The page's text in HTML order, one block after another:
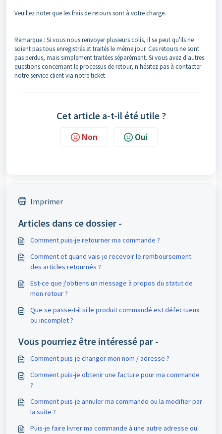
Veuillez noter que les frais de retours sont à votre charge.
Remarque : Si vous nous renvoyer plusieurs colis, il se peut qu'ils ne
soient pas tous enregistrés et traités le même jour. Ces retours ne sont
pas perdus, mais simplement traitées séparément. Si vous avez d'autres
questions concernant le processus de retour, n'hésitez pas à contacter
notre service client via notre ticket.
Cet article a-t-il été utile ?
Non Oui
Imprimer
Articles dans ce dossier -
Comment puis-je retourner ma commande ?
Comment et quand vais-je recevoir le remboursement
des articles retournés ?
Est-ce que j'obtiens un message à propos du statut de
mon retour ?
Que se passe-t-il si le produit commandé est défectueux
ou incomplet ?
Vous pourriez être intéressé par -
Comment puis-je changer mon nom / adresse ?
Comment puis-je obtenir une facture pour ma commande
?
Comment puis-je annuler ma commande ou la modifier par
la suite ?
Puis-je faire livrer ma commande à une autre adresse ou